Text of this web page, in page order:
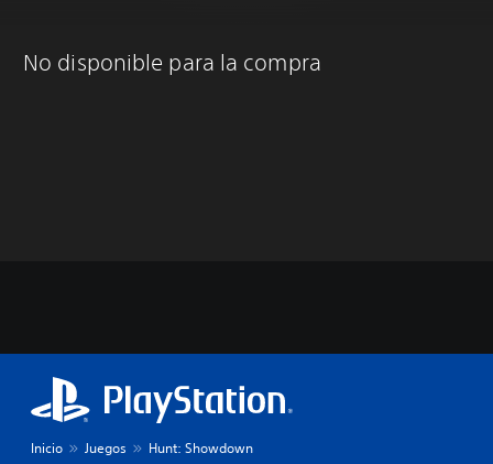
No disponible para la compra
Inicio Juegos Hunt: Showdown